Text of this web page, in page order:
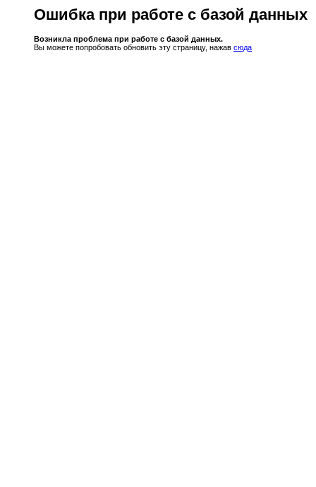
Ошибка при работе с базой данных
Возникла проблема при работе с базой данных.
Вы можете попробовать обновить эту страницу, нажав сюда